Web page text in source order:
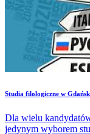
Studia filologiczne w
Dla wielu
jedynym wyborem